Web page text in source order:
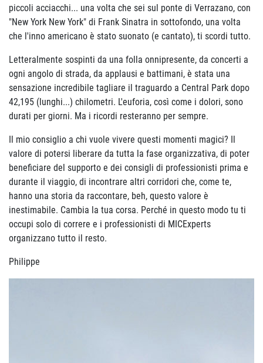
piccoli acciacchi... una volta che sei sul ponte di Verrazano, con
"New York New York" di Frank Sinatra in sottofondo, una volta
che l'inno americano è stato suonato (e cantato), ti scordi tutto.
Letteralmente sospinti da una folla onnipresente, da concerti a
ogni angolo di strada, da applausi e battimani, è stata una
sensazione incredibile tagliare il traguardo a Central Park dopo
42,195 (lunghi...) chilometri. L'euforia, così come i dolori, sono
durati per giorni. Ma i ricordi resteranno per sempre.
Il mio consiglio a chi vuole vivere questi momenti magici? Il
valore di potersi liberare da tutta la fase organizzativa, di poter
beneficiare del supporto e dei consigli di professionisti prima e
durante il viaggio, di incontrare altri corridori che, come te,
hanno una storia da raccontare, beh, questo valore è
inestimabile. Cambia la tua corsa. Perché in questo modo tu ti
occupi solo di correre e i professionisti di MICExperts
organizzano tutto il resto.
Philippe